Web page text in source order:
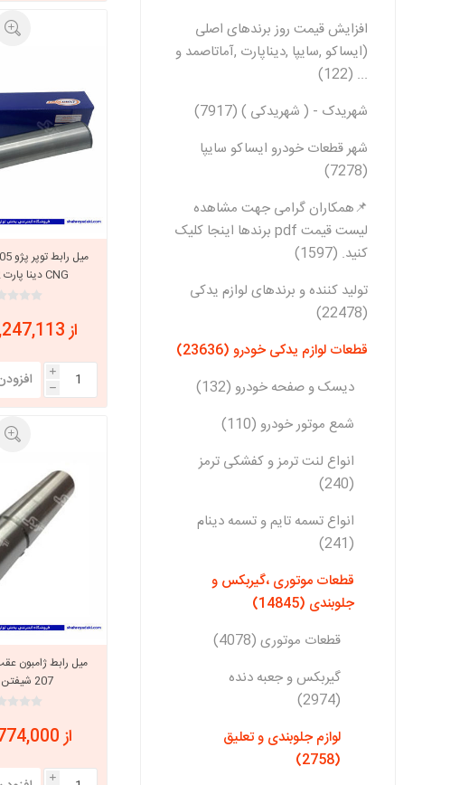
CNG دینا پارت 1204022
از 10,247,113 ریال
i
h
207 شیفتن 8992
از 9,774,000 ریال
i
افزایش قیمت روز برندهای اصلی
(ایساکو ,سایپا ,دیناپارت ,آماتاصمد و
... (122)
شهریدک - ( شهریدکی ) (7917)
شهر قطعات خودرو ایساکو سایپا
(7278)
📌همکاران گرامی جهت مشاهده
لیست قیمت pdf برندها اینجا کلیک
کنید. (1597)
تولید کننده و برندهای لوازم یدکی
(22478)
قطعات لوازم یدکی خودرو (23636)
دیسک و صفحه خودرو (132)
شمع موتور خودرو (110)
انواع لنت ترمز و کفشکی ترمز
(240)
انواع تسمه تایم و تسمه دینام
(241)
قطعات موتوری ،گیربکس و
جلوبندی (14845)
قطعات موتوری (4078)
گیربکس و جعبه دنده
(2974)
لوازم جلوبندی و تعلیق
(2758)